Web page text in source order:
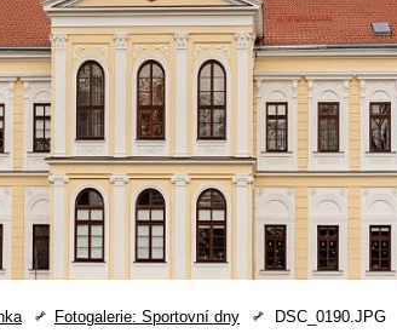
Fotogalerie: Sportovní dny DSC_0190.JPG